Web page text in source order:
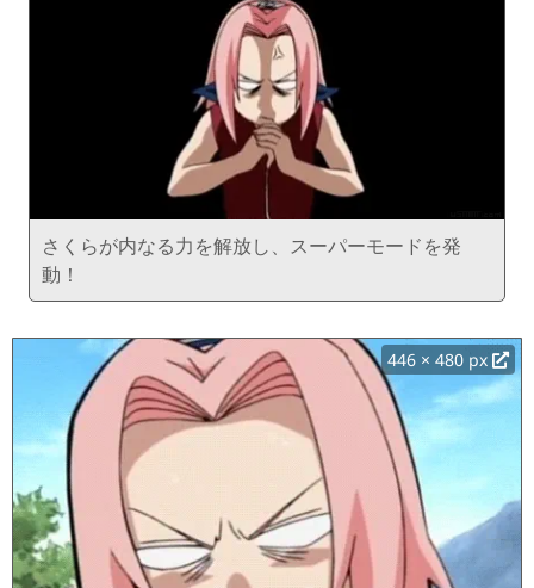
さくらが内なる力を解放し、スーパーモードを発
動！
446 × 480 px